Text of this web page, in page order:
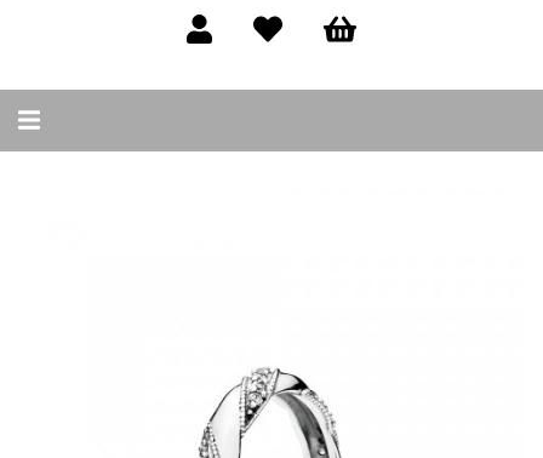
Alternar